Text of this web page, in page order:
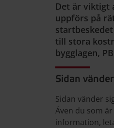
Det är viktigt
uppförs på
till stora
bygglagen,
Sidan
Sidan vänder
Även du som
information,